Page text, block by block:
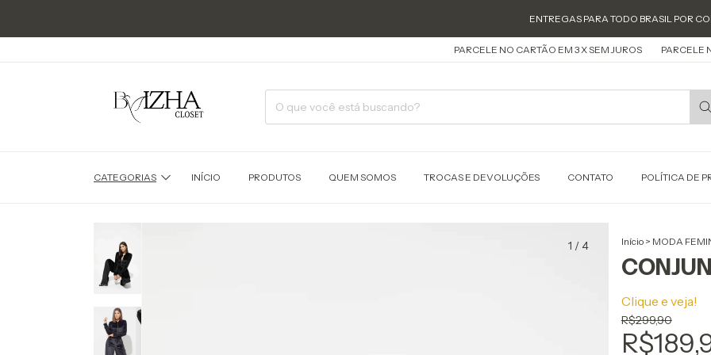
ENTREGAS PARA TODO BRASIL POR
PARCELE NO CARTÃO EM 3 X SEM JUROS PARCELE NO
CATEGORIAS INÍCIO PRODUTOS QUEM SOMOS TROCAS E DEVOLUÇÕES CONTATO POLÍTICA DE
1 /4 Início > MODA
Clique e veja!
R$299,90